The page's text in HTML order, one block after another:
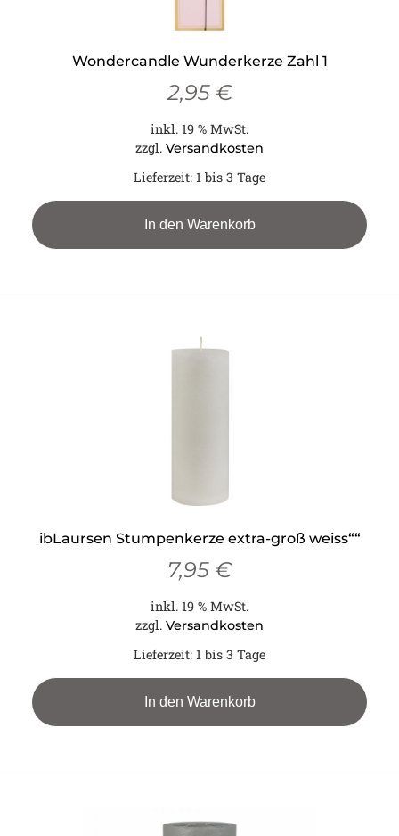
Wondercandle Wunderkerze Zahl 1
2,95 €
inkl. 19 % MwSt.
zzgl. Versandkosten
Lieferzeit: 1 bis 3 Tage
In den Warenkorb
ibLaursen Stumpenkerze extra-groß weiss““
7,95 €
inkl. 19 % MwSt.
zzgl. Versandkosten
Lieferzeit: 1 bis 3 Tage
In den Warenkorb